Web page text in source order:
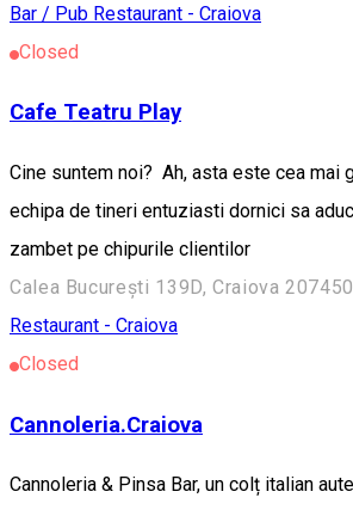
Bar / Pub Restaurant - Craiova
Closed
Cafe Teatru Play
Cine suntem noi? Ah, asta este cea mai
echipa de tineri entuziasti dornici sa
zambet pe chipurile clientilor
Calea București 139D, Craiova
Restaurant - Craiova
Closed
Cannoleria.Craiova
Cannoleria & Pinsa Bar, un colț italian